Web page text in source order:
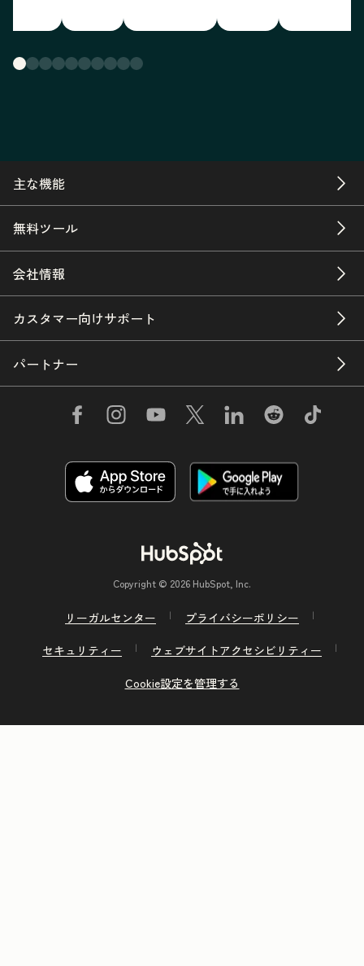
主な機能
無料ツール
会社情報
カスタマー向けサポート
パートナー
Copyright © 2026 HubSpot, Inc.
リーガルセンター
プライバシーポリシー
セキュリティー
ウェブサイトアクセシビリティー
Cookie設定を管理する